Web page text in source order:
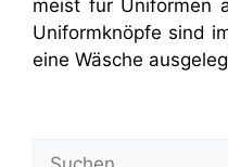
meist für Uniformen
Uniformknöpfe sind
eine Wäsche